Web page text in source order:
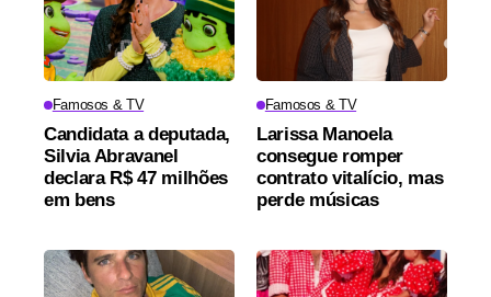
Famosos & TV
Candidata a deputada,
Silvia Abravanel
declara R$ 47 milhões
em bens
Famosos & TV
Larissa Manoela
consegue romper
contrato vitalício, mas
perde músicas